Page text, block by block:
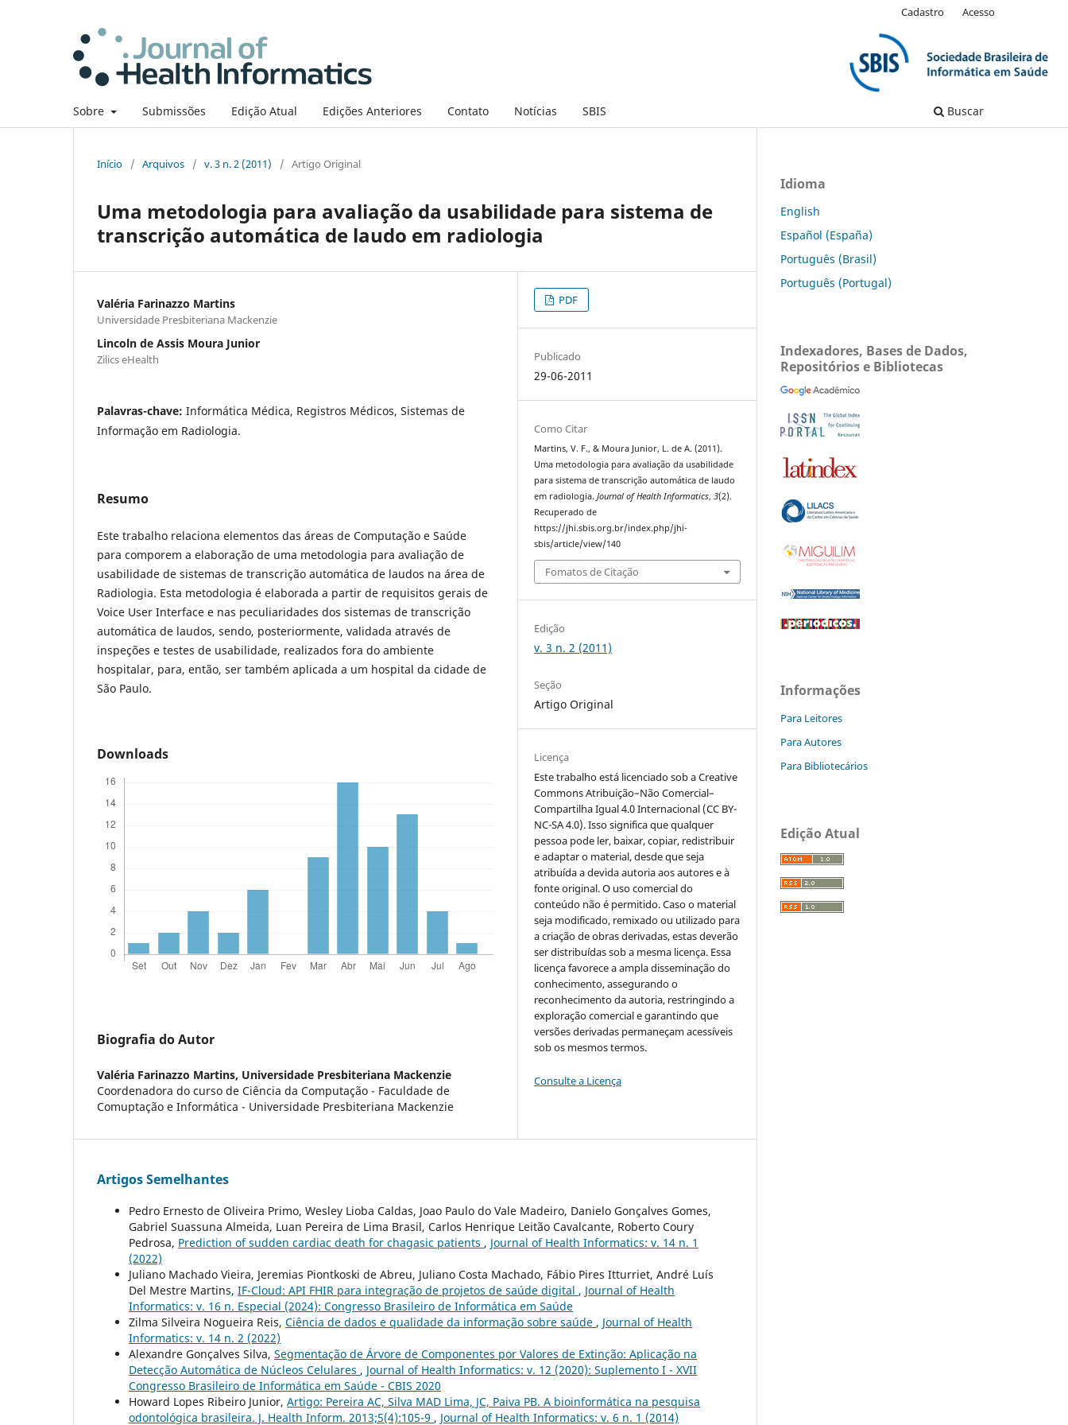
Sobre Submissões Edição Atual Edições Anteriores Contato Notícias SBIS Buscar
Cadastro Acesso
Início / Arquivos / v. 3 n. 2 (2011) / Artigo Original
Uma metodologia para avaliação da usabilidade para sistema de
transcrição automática de laudo em radiologia
Valéria Farinazzo Martins
Universidade Presbiteriana Mackenzie
Lincoln de Assis Moura Junior
Zilics eHealth
Palavras-chave: Informática Médica, Registros Médicos, Sistemas de
Informação em Radiologia.
Resumo
Este trabalho relaciona elementos das áreas de Computação e Saúde
para comporem a elaboração de uma metodologia para avaliação de
usabilidade de sistemas de transcrição automática de laudos na área de
Radiologia. Esta metodologia é elaborada a partir de requisitos gerais de
Voice User Interface e nas peculiaridades dos sistemas de transcrição
automática de laudos, sendo, posteriormente, validada através de
inspeções e testes de usabilidade, realizados fora do ambiente
hospitalar, para, então, ser também aplicada a um hospital da cidade de
São Paulo.
Downloads
Biografia do Autor
Valéria Farinazzo Martins, Universidade Presbiteriana Mackenzie
Coordenadora do curso de Ciência da Computação - Faculdade de
Comuptação e Informática - Universidade Presbiteriana Mackenzie
PDF
Publicado
29-06-2011
Como Citar
Martins, V. F., & Moura Junior, L. de A. (2011).
Uma metodologia para avaliação da usabilidade
para sistema de transcrição automática de laudo
em radiologia.Journal of Health Informatics,3(2).
Recuperado de
https://jhi.sbis.org.br/index.php/jhi-
sbis/article/view/140
Fomatos de Citação
Edição
v. 3 n. 2 (2011)
Seção
Artigo Original
Licença
Este trabalho está licenciado sob a Creative
Commons Atribuição–Não Comercial–
Compartilha Igual 4.0 Internacional (CC BY-
NC-SA 4.0). Isso significa que qualquer
pessoa pode ler, baixar, copiar, redistribuir
e adaptar o material, desde que seja
atribuída a devida autoria aos autores e à
fonte original. O uso comercial do
conteúdo não é permitido. Caso o material
seja modificado, remixado ou utilizado para
a criação de obras derivadas, estas deverão
ser distribuídas sob a mesma licença. Essa
licença favorece a ampla disseminação do
conhecimento, assegurando o
reconhecimento da autoria, restringindo a
exploração comercial e garantindo que
versões derivadas permaneçam acessíveis
sob os mesmos termos.
Consulte a Licença
Artigos Semelhantes
Pedro Ernesto de Oliveira Primo, Wesley Lioba Caldas, Joao Paulo do Vale Madeiro, Danielo Gonçalves Gomes,
Gabriel Suassuna Almeida, Luan Pereira de Lima Brasil, Carlos Henrique Leitão Cavalcante, Roberto Coury
Pedrosa, Prediction of sudden cardiac death for chagasic patients , Journal of Health Informatics: v. 14 n. 1
(2022)
Juliano Machado Vieira, Jeremias Piontkoski de Abreu, Juliano Costa Machado, Fábio Pires Itturriet, André Luís
Del Mestre Martins, IF-Cloud: API FHIR para integração de projetos de saúde digital , Journal of Health
Informatics: v. 16 n. Especial (2024): Congresso Brasileiro de Informática em Saúde
Zilma Silveira Nogueira Reis, Ciência de dados e qualidade da informação sobre saúde , Journal of Health
Informatics: v. 14 n. 2 (2022)
Alexandre Gonçalves Silva, Segmentação de Árvore de Componentes por Valores de Extinção: Aplicação na
Detecção Automática de Núcleos Celulares , Journal of Health Informatics: v. 12 (2020): Suplemento I - XVII
Congresso Brasileiro de Informática em Saúde - CBIS 2020
Howard Lopes Ribeiro Junior, Artigo: Pereira AC, Silva MAD Lima, JC, Paiva PB. A bioinformática na pesquisa
odontológica brasileira. J. Health Inform. 2013;5(4):105-9 , Journal of Health Informatics: v. 6 n. 1 (2014)
Idioma
English
Español (España)
Português (Brasil)
Português (Portugal)
Indexadores, Bases de Dados,
Repositórios e Bibliotecas
Informações
Para Leitores
Para Autores
Para Bibliotecários
Edição Atual